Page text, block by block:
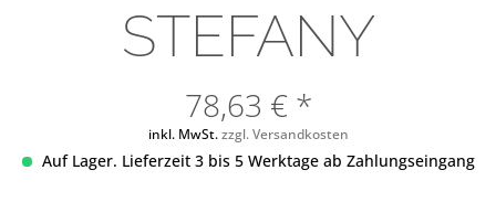
STEFANY
78,63 € *
inkl. MwSt.zzgl. Versandkosten
Auf Lager. Lieferzeit 3 bis 5 Werktage ab Zahlungseingang